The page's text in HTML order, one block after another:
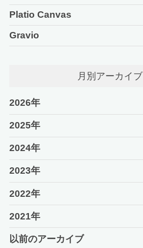
Platio Canvas
Gravio
月別アーカイブ
2026年
2025年
2024年
2023年
2022年
2021年
以前のアーカイブ